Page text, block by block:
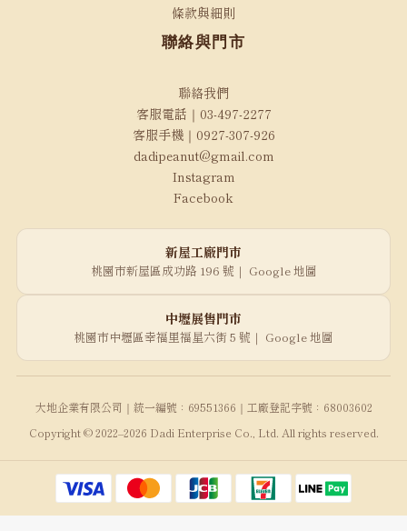
條款與細則
聯絡與門市
聯絡我們
客服電話｜03-497-2277
客服手機｜0927-307-926
dadipeanut@gmail.com
Instagram
Facebook
新屋工廠門市
桃園市新屋區成功路 196 號｜ Google 地圖
中壢展售門市
桃園市中壢區幸福里福星六街 5 號｜ Google 地圖
大地企業有限公司｜統一編號：69551366｜工廠登記字號：68003602
Copyright © 2022–2026 Dadi Enterprise Co., Ltd. All rights reserved.